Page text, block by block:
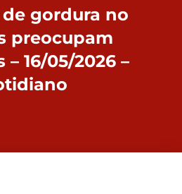
gordura no
preocupam
16/05/2026 –